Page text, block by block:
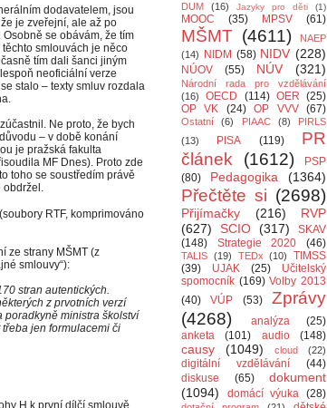
dodavatelem, jsou
je zveřejní, ale až po
se obávám, že tím
smlouvách je něco
tím dali šanci jiným
neoficiální verze
stalo – texty smluv rozdala
Ne proto, že bych
– v době konání
je pražská fakulta
MF Dnes). Proto zde
toho se soustředím právě
obdržel.
RTF, komprimováno
ze strany MŠMT (z
smlouvy“):
stran autentických.
z prvotních verzí
poradkyně ministra školství
jen formulacemi či
H k první dílčí smlouvě
DUM
(16) Jazyky pro děti (1)
MOOC (35) MPSV (61)
MŠMT (4611)
NAEP
(14)
NIDM (58) NIDV (228)
NÚOV (55) NÚV (321)
Národní rada pro vzdělávání
(16)
OECD (114) OER (25)
OP VK
(24) OP VVV (67)
Ostatní (6) PIAAC (8)
PIRLS
(13)
PISA (119)
PR
článek
(1612)
PSP
(80)
Pedagogika (1364)
Přečtěte si (2698)
Přijímačky (216)
RVP
(627)
SCIO (317)
SKAV
(148)
Strategie 2020 (46)
TALIS (19) TEDx (10)
TIMSS
(39)
UJAK (25)
Učitelský
spomocník (169) Volby 2013
(40)
VÚP (53)
Zprávy
(4268)
analýza
(25)
anketa
(101) audio (148)
causy (1049) cloud (22)
digitální vzdělávání
(44)
diskuse
(65)
dokument
(1094)
domácí výuka (28)